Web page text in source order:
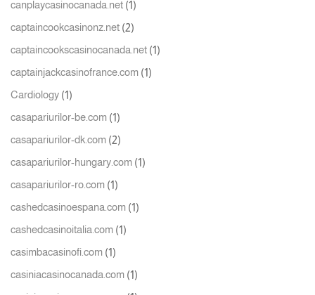
canplaycasinocanada.net (1)
captaincookcasinonz.net (2)
captaincookscasinocanada.net (1)
captainjackcasinofrance.com (1)
Cardiology (1)
casapariurilor-be.com (1)
casapariurilor-dk.com (2)
casapariurilor-hungary.com (1)
casapariurilor-ro.com (1)
cashedcasinoespana.com (1)
cashedcasinoitalia.com (1)
casimbacasinofi.com (1)
casiniacasinocanada.com (1)